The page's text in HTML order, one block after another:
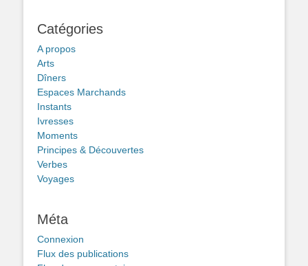
Catégories
A propos
Arts
Dîners
Espaces Marchands
Instants
Ivresses
Moments
Principes & Découvertes
Verbes
Voyages
Méta
Connexion
Flux des publications